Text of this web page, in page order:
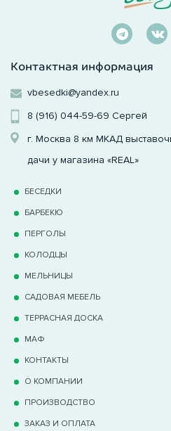
Контактная информация
vbesedki@yandex.ru
8 (916) 044-59-69 Сергей
г. Москва 8 км МКАД
дачи у магазина «REAL»
БЕСЕДКИ
БАРБЕКЮ
ПЕРГОЛЫ
КОЛОДЦЫ
МЕЛЬНИЦЫ
САДОВАЯ МЕБЕЛЬ
ТЕРРАCНАЯ ДОСКА
МАФ
КОНТАКТЫ
О КОМПАНИИ
ПРОИЗВОДСТВО
ЗАКАЗ И ОПЛАТА